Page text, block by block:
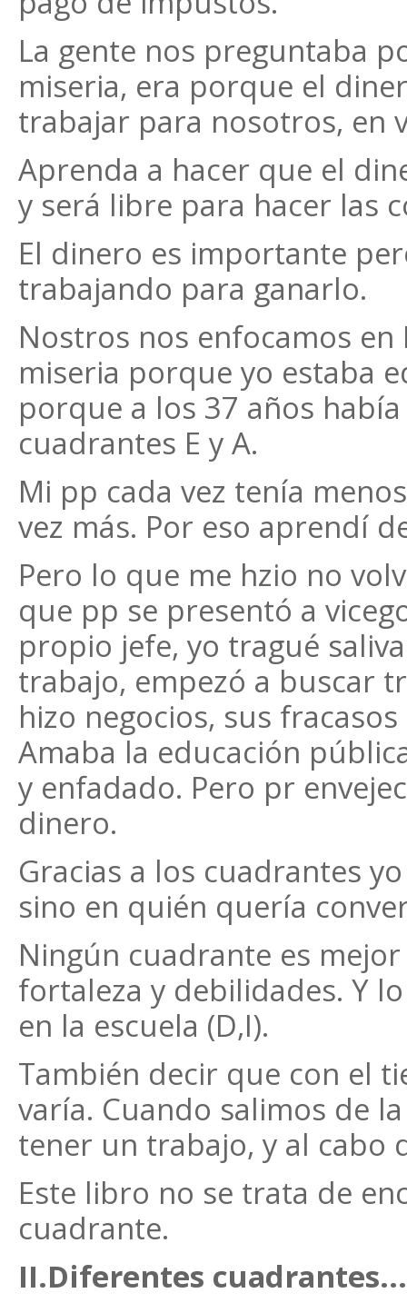
La gente nos preguntaba
miseria, era porque el
trabajar para nosotros, en
Aprenda a hacer que el
y será libre para hacer las
El dinero es importante
trabajando para ganarlo.
Nostros nos enfocamos
miseria porque yo estaba
porque a los 37 años
cuadrantes E y A.
Mi pp cada vez tenía
vez más. Por eso aprendí
Pero lo que me hzio no
que pp se presentó a
propio jefe, yo tragué
trabajo, empezó a buscar
hizo negocios, sus
Amaba la educación
y enfadado. Pero pr
dinero.
Gracias a los cuadrantes
sino en quién quería
Ningún cuadrante es
fortaleza y debilidades. Y
en la escuela (D,I).
También decir que con el
varía. Cuando salimos de
tener un trabajo, y al cabo
Este libro no se trata de
cuadrante.
II.Diferentes